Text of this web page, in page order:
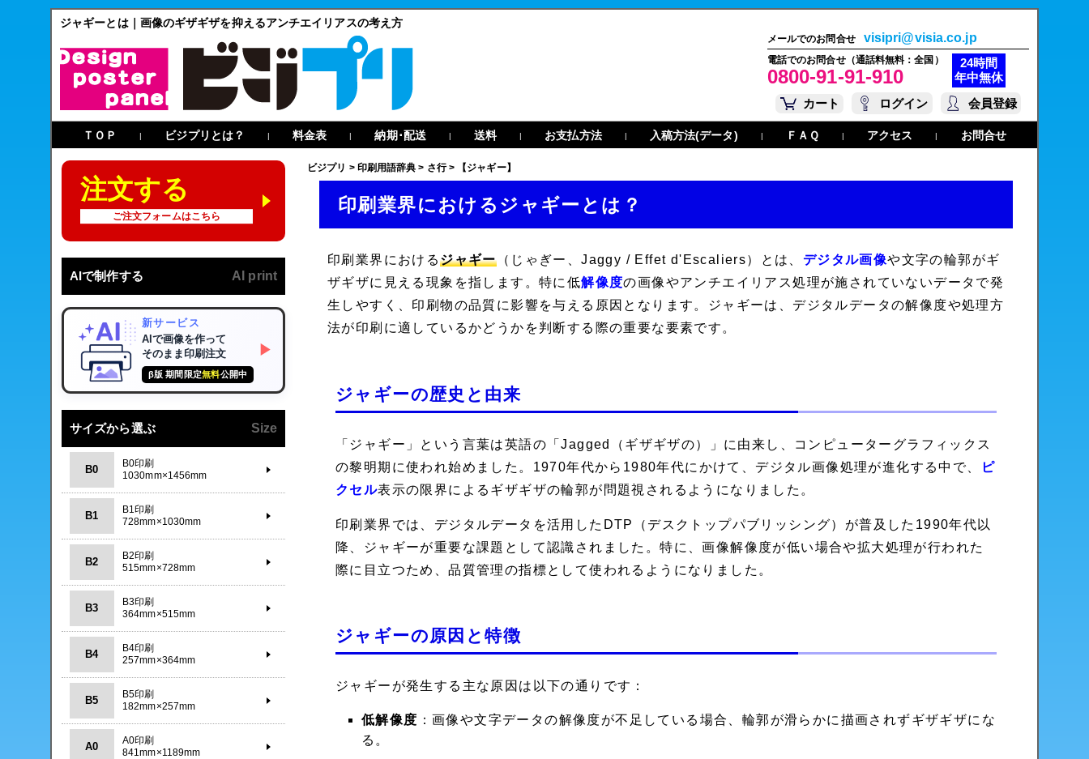
ジャギーとは｜画像のギザギザを抑えるアンチエイリアスの考え方
メールでのお問合せ visipri@visia.co.jp
電話でのお問合せ（通話料無料：全国）
0800-91-91-910
24時間
年中無休
カート
ログイン 会員登録
ＴＯＰ | ビジプリとは？ | 料金表 | 納期･配送 | 送料 | お支払方法 | 入稿方法(データ) | ＦＡＱ | アクセス | お問合せ
ビジプリ > 印刷用語辞典 > さ行> 【ジャギー】
印刷業界におけるジャギーとは？
印刷業界におけるジャギー（じゃぎー、Jaggy / Effet d'Escaliers）とは、 デジタル画像や文字の輪郭がギ
ザギザに見える現象を指します。特に低解像度の画像やアンチエイリアス処理が施されていないデータで発
生しやすく、印刷物の品質に影響を与える原因となります。ジャギーは、デジタルデータの解像度や処理方
法が印刷に適しているかどうかを判断する際の重要な要素です。
ジャギーの歴史と由来
「ジャギー」という言葉は英語の「Jagged（ギザギザの）」に由来し、コンピューターグラフィックス
の黎明期に使われ始めました。1970年代から1980年代にかけて、デジタル画像処理が進化する中で、
ピ
クセル表示の限界によるギザギザの輪郭が問題視されるようになりました。
印刷業界では、デジタルデータを活用したDTP（デスクトップパブリッシング）が普及した1990年代以
降、ジャギーが重要な課題として認識されました。特に、画像解像度が低い場合や拡大処理が行われた
際に目立つため、品質管理の指標として使われるようになりました。
ジャギーの原因と特徴
ジャギーが発生する主な原因は以下の通りです：
低解像度 ：画像や文字データの解像度が不足している場合、輪郭が滑らかに描画されずギザギザにな
る。
注文する
ご注文フォームはこちら
AIで制作する AI print
新サービス
AIで画像を作って
そのまま印刷注文
β版 期間限定無料公開中
▶
サイズから選ぶ Size
B0
B0印刷
1030mm×1456mm
B1
B1印刷
728mm×1030mm
B2
B2印刷
515mm×728mm
B3
B3印刷
364mm×515mm
B4
B4印刷
257mm×364mm
B5
B5印刷
182mm×257mm
A0
A0印刷
841mm×1189mm